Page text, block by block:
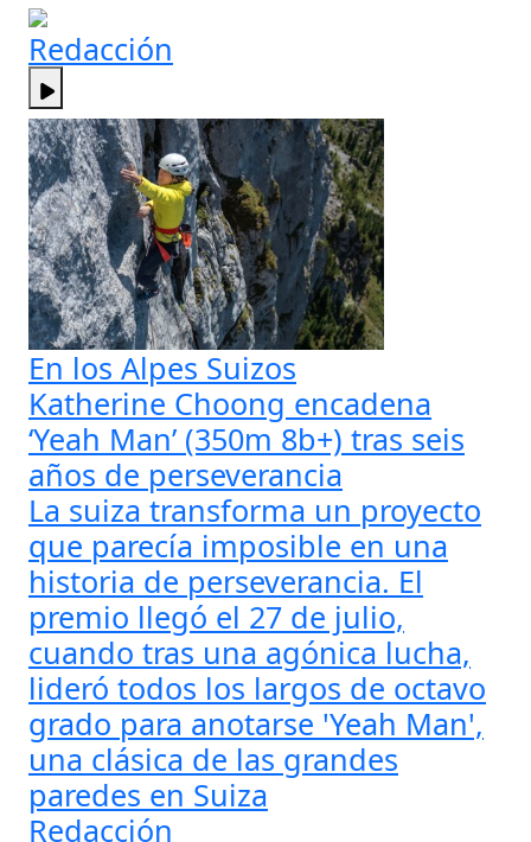
Redacción
En los Alpes Suizos
Katherine Choong encadena
‘Yeah Man’ (350m 8b+) tras seis
años de perseverancia
La suiza transforma un proyecto
que parecía imposible en una
historia de perseverancia. El
premio llegó el 27 de julio,
cuando tras una agónica lucha,
lideró todos los largos de octavo
grado para anotarse 'Yeah Man',
una clásica de las grandes
paredes en Suiza
Redacción